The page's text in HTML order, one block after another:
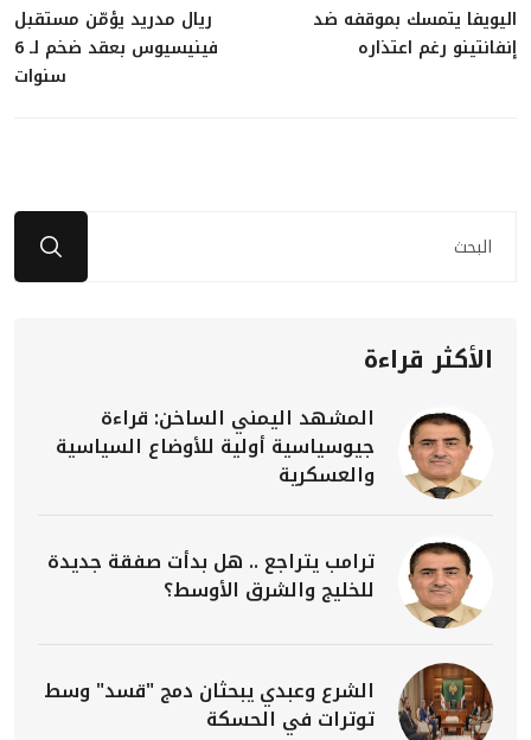
اليويفا يتمسك بموقفه ضد
إنفانتينو رغم اعتذاره
ريال مدريد يؤمّن مستقبل
فينيسيوس بعقد ضخم لـ 6
سنوات
الأكثر قراءة
المشهد اليمني الساخن: قراءة
جيوسياسية أولية للأوضاع السياسية
والعسكرية
ترامب يتراجع .. هل بدأت صفقة جديدة
للخليج والشرق الأوسط؟
الشرع وعبدي يبحثان دمج "قسد" وسط
توترات في الحسكة